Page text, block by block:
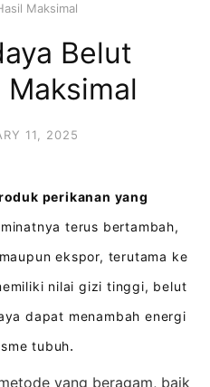
Maksimal
Belut
11, 2025
perikanan yang
terus bertambah,
ekspor, terutama ke
nilai gizi tinggi, belut
dapat menambah energi
tubuh.
yang beragam, baik